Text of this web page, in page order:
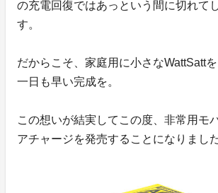
の充電回復ではあっという間に切れて
す。
だからこそ、家庭用に小さなWattSattを
一日も早い完成を。
この想いが結実してこの度、非常用モ
アチャージを発売することになりました